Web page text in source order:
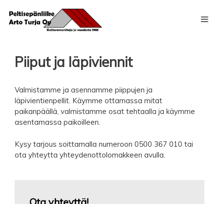
sisältöön
Piiput ja läpiviennit
Valmistamme ja asennamme piippujen ja
läpivientienpellit. Käymme ottamassa mitat
paikanpäällä, valmistamme osat tehtaalla ja käymme
asentamassa paikoilleen.
Kysy tarjous soittamalla numeroon 0500 367 010 tai
ota yhteytta yhteydenottolomakkeen avulla.
Ota yhteyttä!